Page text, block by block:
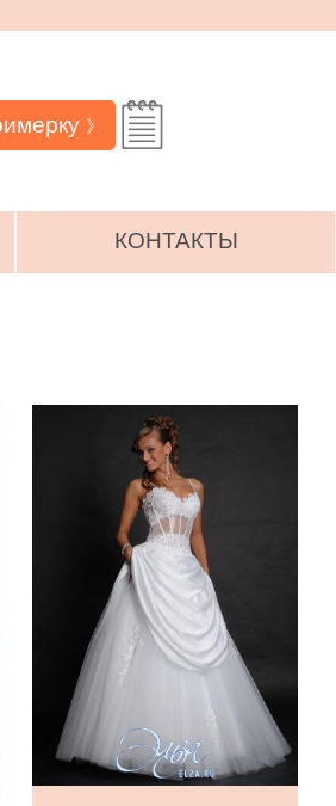
》
КОНТАКТЫ